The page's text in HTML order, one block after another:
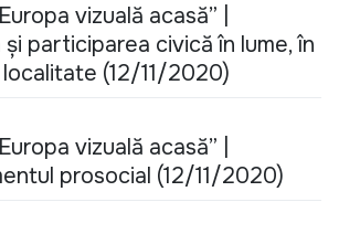
vizuală acasă” |
participarea civică în lume, în
(12/11/2020)
vizuală acasă” |
prosocial (12/11/2020)